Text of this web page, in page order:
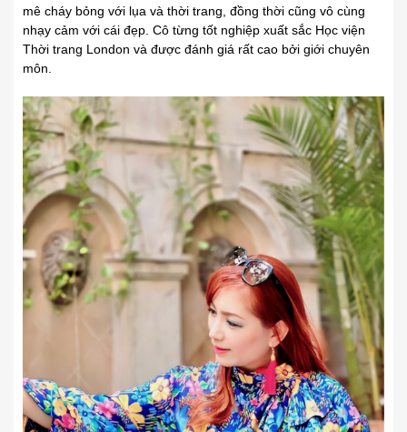
mê cháy bỏng với lụa và thời trang, đồng thời cũng vô cùng
nhạy cảm với cái đẹp. Cô từng tốt nghiệp xuất sắc Học viện
Thời trang London và được đánh giá rất cao bởi giới chuyên
môn.